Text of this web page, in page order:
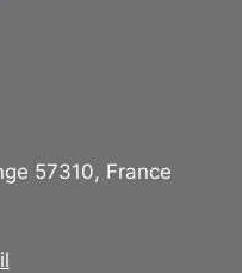
57310, France